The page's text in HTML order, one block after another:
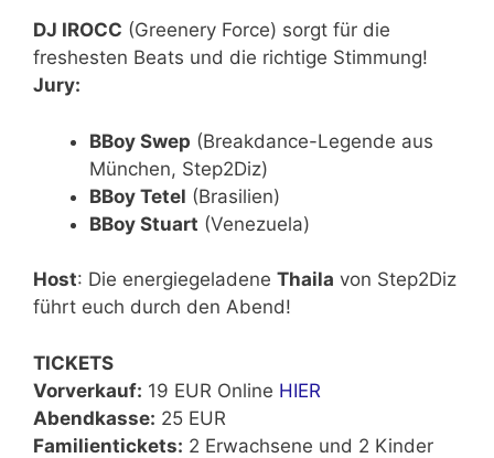
DJ IROCC (Greenery Force) sorgt für die
freshesten Beats und die richtige Stimmung!
Jury:
BBoy Swep (Breakdance-Legende aus
München, Step2Diz)
BBoy Tetel (Brasilien)
BBoy Stuart (Venezuela)
Host: Die energiegeladene Thaila von Step2Diz
führt euch durch den Abend!
TICKETS
Vorverkauf: 19 EUR Online HIER
Abendkasse: 25 EUR
Familientickets: 2 Erwachsene und 2 Kinder